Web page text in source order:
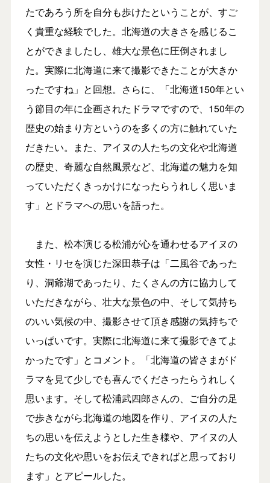
たであろう所を自分も歩けたということが、すご
く貴重な経験でした。北海道の大きさを感じるこ
とができましたし、雄大な景色に圧倒されまし
た。実際に北海道に来て撮影できたことが大きか
ったですね」と回想。さらに、「北海道150年とい
う節目の年に企画されたドラマですので、150年の
歴史の始まり方というのを多くの方に触れていた
だきたい。また、アイヌの人たちの文化や北海道
の歴史、奇麗な自然風景など、北海道の魅力を知
っていただくきっかけになったらうれしく思いま
す」とドラマへの思いを語った。
また、松本演じる松浦が心を通わせるアイヌの
女性・リセを演じた深田恭子は「二風谷であった
り、洞爺湖であったり、たくさんの方に協力して
いただきながら、壮大な景色の中、そして気持ち
のいい気候の中、撮影させて頂き感謝の気持ちで
いっぱいです。実際に北海道に来て撮影できてよ
かったです」とコメント。「北海道の皆さまがド
ラマを見て少しでも喜んでくださったらうれしく
思います。そして松浦武四郎さんの、ご自分の足
で歩きながら北海道の地図を作り、アイヌの人た
ちの思いを伝えようとした生き様や、アイヌの人
たちの文化や思いをお伝えできればと思っており
ます」とアピールした。